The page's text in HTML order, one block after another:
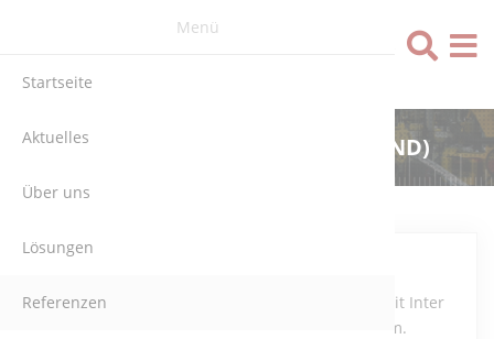
GHH FAHRZEUGE (DEUTSCHLAND)
automation mit Inter
Control System.
Menü
Startseite
Aktuelles
Über uns
Lösungen
Referenzen